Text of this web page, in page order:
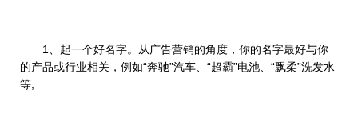
1、起一个好名字。从广告营销的角度，你的名字最好与你
的产品或行业相关，例如“奔驰”汽车、“超霸”电池、“飘柔”洗发水
等;